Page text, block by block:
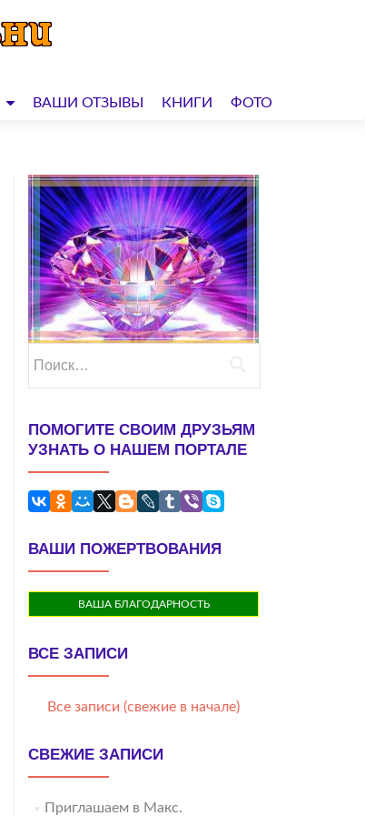
ВАШИ ОТЗЫВЫ КНИГИ ФОТО
ПОМОГИТЕ СВОИМ ДРУЗЬЯМ
УЗНАТЬ О НАШЕМ ПОРТАЛЕ
ВАШИ ПОЖЕРТВОВАНИЯ
ВАША БЛАГОДАРНОСТЬ
ВСЕ ЗАПИСИ
Все записи (свежие в начале)
СВЕЖИЕ ЗАПИСИ
Приглашаем в Макс.